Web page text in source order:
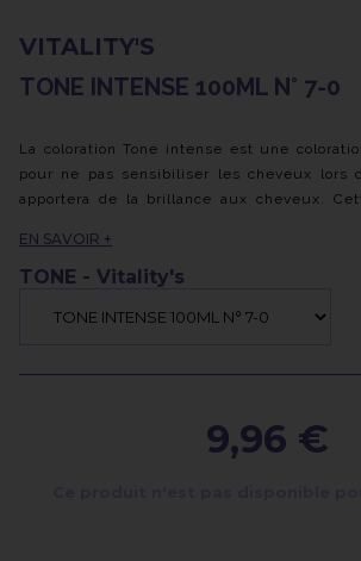
VITALITY'S
TONE INTENSE 100ML N° 7-0
La coloration Tone intense est une
pour ne pas sensibiliser les cheveux lors
apportera de la brillance aux cheveux.
sans effet racine. A utiliser exclusivement
Tone 6 et 13 volumes.
EN SAVOIR +
TONE - Vitality's
9,96 €